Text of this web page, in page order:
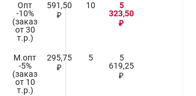
Опт
-10%
(заказ
от 30
т.р.)
591,50
₽
10
5
323,50
₽
М.опт
-5%
(заказ
от 10
т.р.)
295,75
₽
5
5
619,25
₽